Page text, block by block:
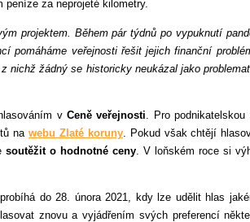
za neprojeté kilometry.
projektem. Během pár týdnů po vypuknutí
pomáháme veřejnosti řešit jejich finanční
nichž žádný se historicky neukázal jako
v Ceně veřejnosti . Pro
nawebu Zlaté koruny. Pokud však chtějí
soutěžit o hodnotné ceny . V loňském roce si
do 28. února 2021, kdy lze udělit hlas
znovu a vyjádřením svých preferencí